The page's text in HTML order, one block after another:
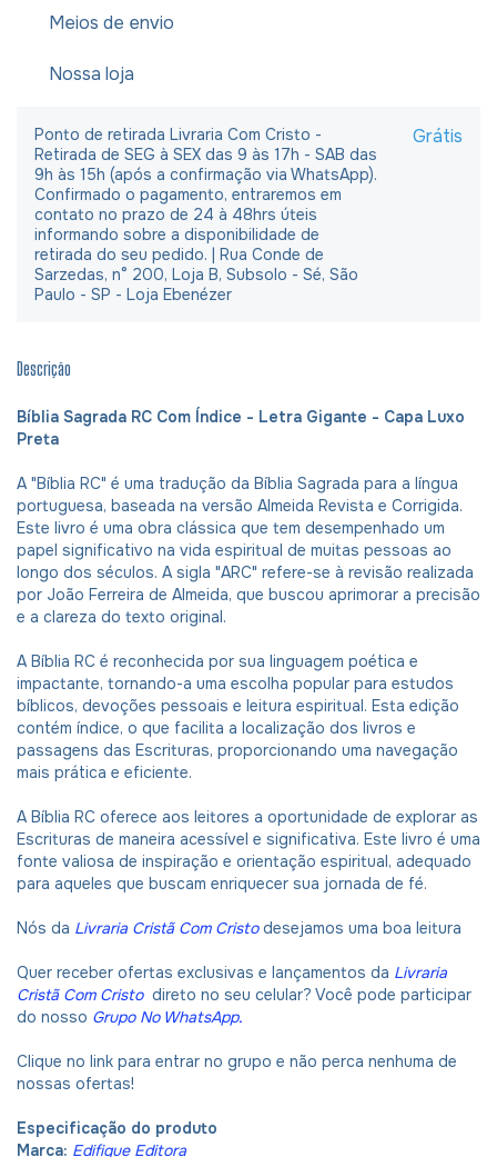
Meios de envio
Nossa loja
Ponto de retirada Livraria Com Cristo -
Retirada de SEG à SEX das 9 às 17h - SAB das
9h às 15h (após a confirmação via WhatsApp).
Confirmado o pagamento, entraremos em
contato no prazo de 24 à 48hrs úteis
informando sobre a disponibilidade de
retirada do seu pedido. | Rua Conde de
Sarzedas, n° 200, Loja B, Subsolo - Sé, São
Paulo - SP - Loja Ebenézer
Grátis
Descrição
Bíblia Sagrada RC Com Índice - Letra Gigante - Capa Luxo
Preta
A "Bíblia RC" é uma tradução da Bíblia Sagrada para a língua
portuguesa, baseada na versão Almeida Revista e Corrigida.
Este livro é uma obra clássica que tem desempenhado um
papel significativo na vida espiritual de muitas pessoas ao
longo dos séculos. A sigla "ARC" refere-se à revisão realizada
por João Ferreira de Almeida, que buscou aprimorar a precisão
e a clareza do texto original.
A Bíblia RC é reconhecida por sua linguagem poética e
impactante, tornando-a uma escolha popular para estudos
bíblicos, devoções pessoais e leitura espiritual. Esta edição
contém índice, o que facilita a localização dos livros e
passagens das Escrituras, proporcionando uma navegação
mais prática e eficiente.
A Bíblia RC oferece aos leitores a oportunidade de explorar as
Escrituras de maneira acessível e significativa. Este livro é uma
fonte valiosa de inspiração e orientação espiritual, adequado
para aqueles que buscam enriquecer sua jornada de fé.
Nós da Livraria Cristã Com Cristo desejamos uma boa leitura
Quer receber ofertas exclusivas e lançamentos da Livraria
Cristã Com Cristo direto no seu celular? Você pode participar
do nosso Grupo No WhatsApp.
Clique no link para entrar no grupo e não perca nenhuma de
nossas ofertas!
Especificação do produto
Marca: Edifique Editora